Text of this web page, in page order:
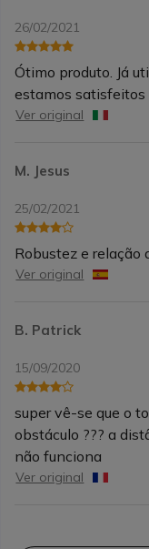
26/02/2021
Ótimo produto. Já
estamos satisfeitos
Ver original
M. Jesus
25/02/2021
Robustez e relação
Ver original
B. Patrick
15/09/2020
super vê-se que o
obstáculo ??? a
não funciona
Ver original